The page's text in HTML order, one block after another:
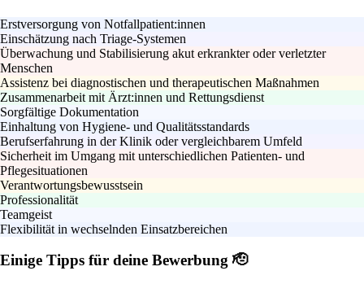
Erstversorgung von Notfallpatient:innen
Einschätzung nach Triage-Systemen
Überwachung und Stabilisierung akut erkrankter oder verletzter
Menschen
Assistenz bei diagnostischen und therapeutischen Maßnahmen
Zusammenarbeit mit Ärzt:innen und Rettungsdienst
Sorgfältige Dokumentation
Einhaltung von Hygiene- und Qualitätsstandards
Berufserfahrung in der Klinik oder vergleichbarem Umfeld
Sicherheit im Umgang mit unterschiedlichen Patienten- und
Pflegesituationen
Verantwortungsbewusstsein
Professionalität
Teamgeist
Flexibilität in wechselnden Einsatzbereichen
Einige Tipps für deine Bewerbung 🫡